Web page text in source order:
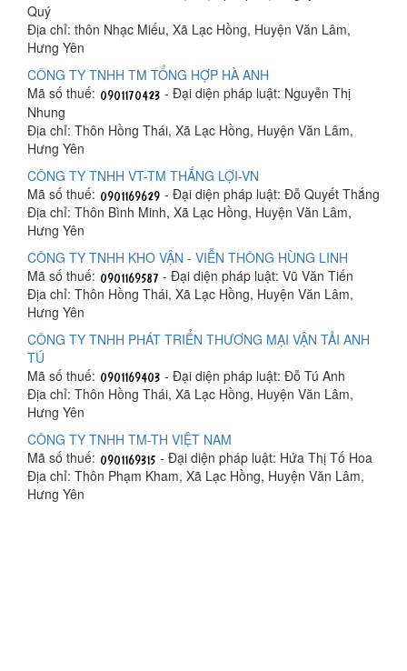
Quý
Địa chỉ: thôn Nhạc Miếu, Xã Lạc Hồng, Huyện Văn Lâm,
Hưng Yên
CÔNG TY TNHH TM TỔNG HỢP HÀ ANH
Mã số thuế:
- Đại diện pháp luật: Nguyễn Thị
Nhung
Địa chỉ: Thôn Hồng Thái, Xã Lạc Hồng, Huyện Văn Lâm,
Hưng Yên
CÔNG TY TNHH VT-TM THẮNG LỢI-VN
Mã số thuế:
- Đại diện pháp luật: Đỗ Quyết Thắng
Địa chỉ: Thôn Bình Minh, Xã Lạc Hồng, Huyện Văn Lâm,
Hưng Yên
CÔNG TY TNHH KHO VẬN - VIỄN THÔNG HÙNG LINH
Mã số thuế:
- Đại diện pháp luật: Vũ Văn Tiến
Địa chỉ: Thôn Hồng Thái, Xã Lạc Hồng, Huyện Văn Lâm,
Hưng Yên
CÔNG TY TNHH PHÁT TRIỂN THƯƠNG MẠI VẬN TẢI ANH
TÚ
Mã số thuế:
- Đại diện pháp luật: Đỗ Tú Anh
Địa chỉ: Thôn Hồng Thái, Xã Lạc Hồng, Huyện Văn Lâm,
Hưng Yên
CÔNG TY TNHH TM-TH VIỆT NAM
Mã số thuế:
- Đại diện pháp luật: Hứa Thị Tố Hoa
Địa chỉ: Thôn Phạm Kham, Xã Lạc Hồng, Huyện Văn Lâm,
Hưng Yên